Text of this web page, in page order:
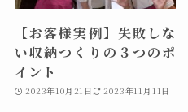
【お客様実例】失敗しな
い収納つくりの３つのポ
イント
2023年10月21日 2023年11月11日